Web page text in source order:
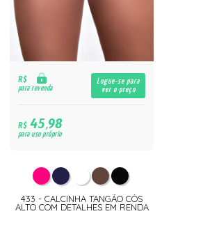
R$
para revenda
Logue-se para
ver o preço
R$45,98
para uso próprio
433 - CALCINHA TANGÃO CÓS
ALTO COM DETALHES EM RENDA